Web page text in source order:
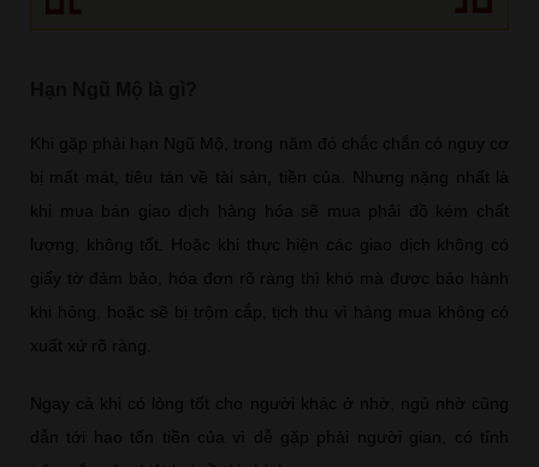
Khi gặp phải hạn Ngũ Mộ, trong năm đó chắc chắn có nguy cơ
bị mất mát, tiêu tán về tài sản, tiền của. Nhưng nặng nhất là
khi mua bán giao dịch hàng hóa sẽ mua phải đồ kém chất
lượng, không tốt. Hoặc khi thực hiện các giao dịch không có
giấy tờ đảm bảo, hóa đơn rõ ràng thì khó mà được bảo hành
khi hỏng, hoặc sẽ bị trộm cắp, tịch thu vì hàng mua không có
xuất xứ rõ ràng.
Ngay cả khi có lòng tốt cho người khác ở nhờ, ngủ nhờ cũng
dẫn tới hao tốn tiền của vì dễ gặp phải người gian, có tính